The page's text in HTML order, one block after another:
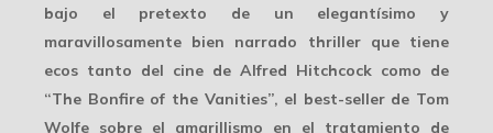
bajo el pretexto de un elegantísimo y
maravillosamente bien narrado thriller que tiene
ecos tanto del cine de Alfred Hitchcock como de
“The Bonfire of the Vanities”, el best-seller de Tom
Wolfe sobre el amarillismo en el tratamiento de